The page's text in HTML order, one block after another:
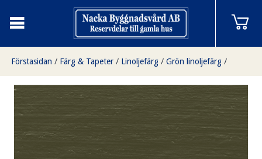
Förstasidan / Färg & Tapeter / Linoljefärg / Grön linoljefärg /
Ardbeg Green 5 liter